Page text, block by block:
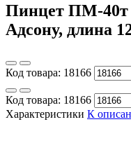
Пинцет ПМ-40т
Адсону, длина
Код товара: 18166
Код товара: 18166
Характеристики К